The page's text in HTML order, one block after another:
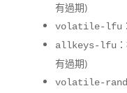
有過期)
volatile-lfu
allkeys-lfu
有過期)
volatile-